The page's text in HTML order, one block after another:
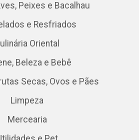
Peixes e Bacalhau
e Resfriados
Oriental
Beleza e Bebê
Secas, Ovos e Pães
Limpeza
Mercearia